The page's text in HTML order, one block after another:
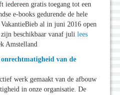
iedereen gratis toegang tot een
e-books gedurende de hele
al in juni 2016 open
beschikbaar vanaf juli lees
Amstelland
van de
werk gemaakt van de afbouw
in onze organisatie. De